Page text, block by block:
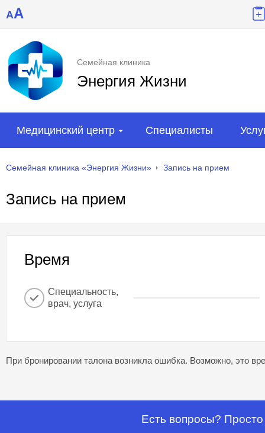
AA
Семейная клиника
Энергия Жизни
Медицинский центр Специалисты
Семейная клиника «Энергия Жизни» Запись на прием
Запись на прием
Время
Специальность,
врач, услуга
При бронировании талона возникла ошибка. Возможно, это
Есть вопросы?